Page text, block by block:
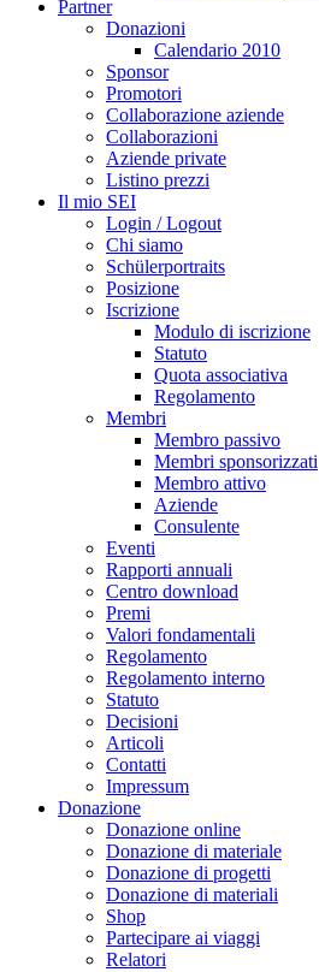
Partner
Donazioni
Calendario 2010
Sponsor
Promotori
Collaborazione aziende
Collaborazioni
Aziende private
Listino prezzi
Il mio SEI
Login / Logout
Chi siamo
Schülerportraits
Posizione
Iscrizione
Modulo di iscrizione
Statuto
Quota associativa
Regolamento
Membri
Membro passivo
Membri sponsorizzati
Membro attivo
Aziende
Consulente
Eventi
Rapporti annuali
Centro download
Premi
Valori fondamentali
Regolamento
Regolamento interno
Statuto
Decisioni
Articoli
Contatti
Impressum
Donazione
Donazione online
Donazione di materiale
Donazione di progetti
Donazione di materiali
Shop
Partecipare ai viaggi
Relatori